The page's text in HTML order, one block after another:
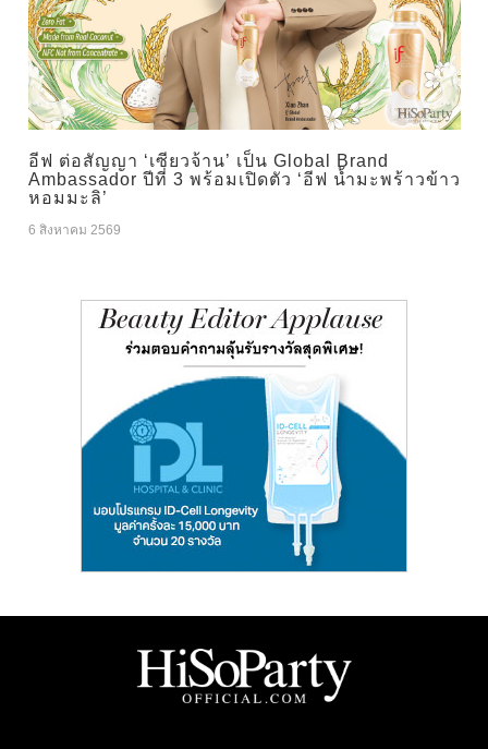
อีฟ ต่อสัญญา ‘เซียวจ้าน’ เป็น Global Brand
Ambassador ปีที่ 3 พร้อมเปิดตัว ‘อีฟ น้ำมะพร้าวข้าว
หอมมะลิ’
6 สิงหาคม 2569